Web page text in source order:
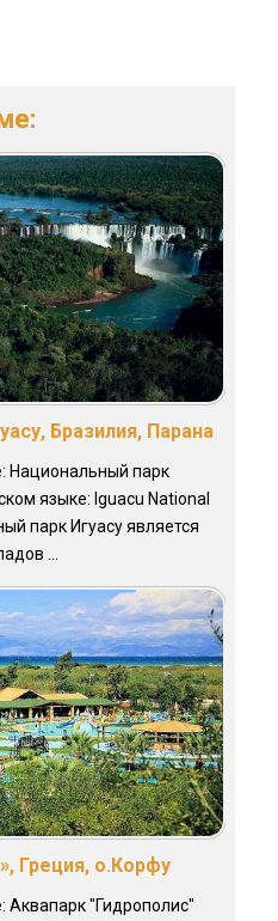
Бразилия, Парана
Национальный парк
языке: Iguacu National
парк Игуасу является
...
Греция, о.Корфу
Аквапарк "Гидрополис"